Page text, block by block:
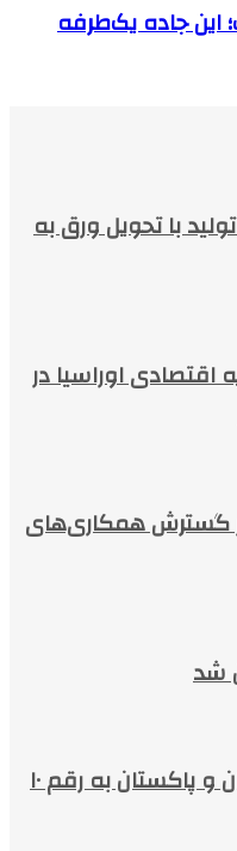
این جاده یک‌طرفه
با تحویل ورق به
اقتصادی اوراسیا در
بر گسترش همکاری‌های
شد
افزایش حجم تجارت بین ایران و پاکستان به رقم ۱۰